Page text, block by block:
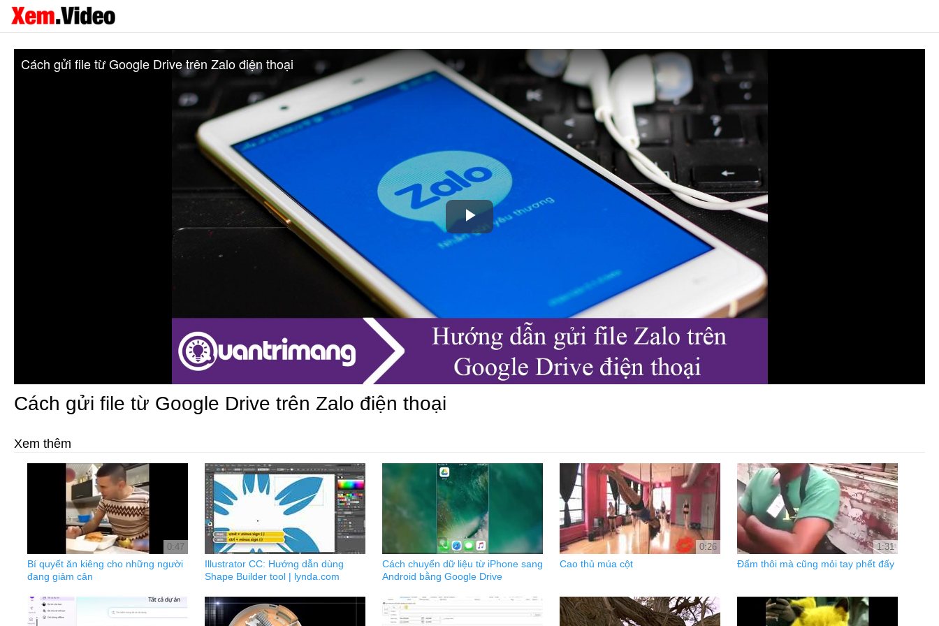
Play
Cách gửi file từ Google Drive trên Zalo điện thoại
Cách gửi file từ Google Drive trên Zalo điện thoại
Xem thêm
0:47
Bí quyết ăn kiêng cho những người
đang giảm cân
Illustrator CC: Hướng dẫn dùng
Shape Builder tool | lynda.com
Cách chuyển dữ liệu từ iPhone sang
Android bằng Google Drive
0:26
Cao thủ múa cột
1:31
Đấm thôi mà cũng mỏi tay phết đấy